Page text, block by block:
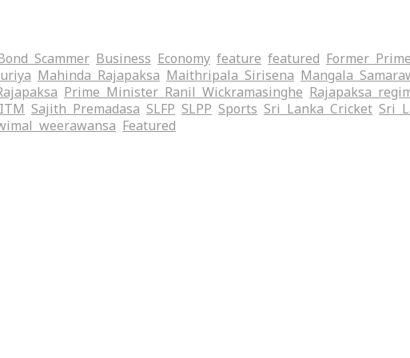
Scammer Business Economy feature featured Former
Mahinda Rajapaksa Maithripala Sirisena Mangala
Prime Minister Ranil Wickramasinghe Rajapaksa
Sajith Premadasa SLFP SLPP Sports Sri Lanka Cricket Sri
weerawansa ‍Featured